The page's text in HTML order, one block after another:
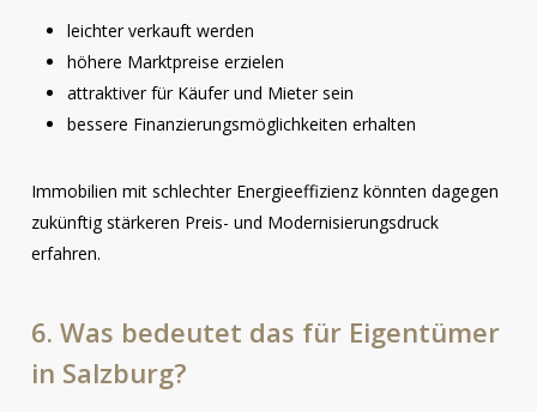
leichter verkauft werden
höhere Marktpreise erzielen
attraktiver für Käufer und Mieter sein
bessere Finanzierungsmöglichkeiten erhalten
Immobilien mit schlechter Energieeffizienz könnten dagegen
zukünftig stärkeren Preis- und Modernisierungsdruck
erfahren.
6. Was bedeutet das für Eigentümer
in Salzburg?